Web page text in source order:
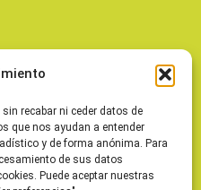
recabar ni ceder datos de
que nos ayudan a entender
y de forma anónima. Para
de sus datos
Puede aceptar nuestras